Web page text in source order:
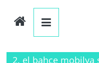
2. el bahçe mobilya